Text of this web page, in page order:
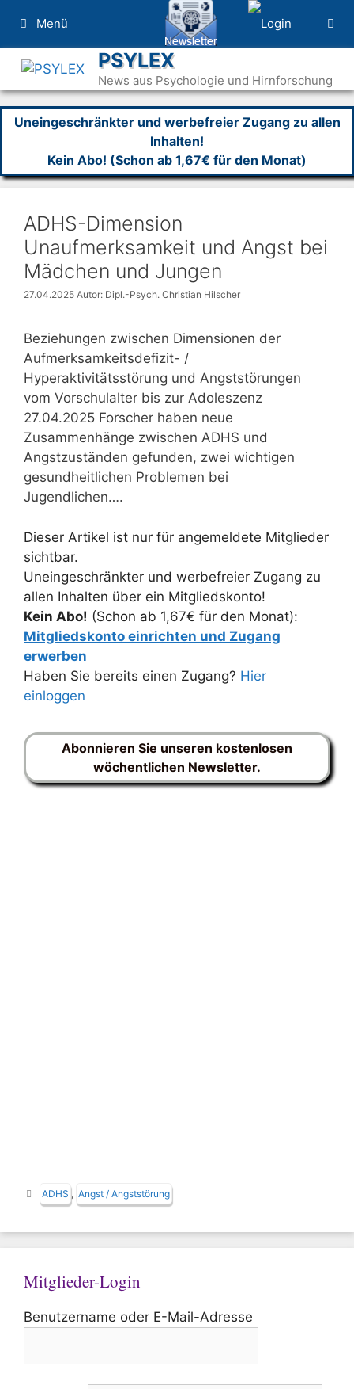
Inhalt
springen
Menü
PSYLEX
News aus Psychologie und Hirnforschung
Uneingeschränkter und werbefreier Zugang zu allen
Inhalten!
Kein Abo! (Schon ab 1,67€ für den Monat)
ADHS-Dimension
Unaufmerksamkeit und Angst bei
Mädchen und Jungen
27.04.2025 Autor: Dipl.-Psych. Christian Hilscher
Beziehungen zwischen Dimensionen der
Aufmerksamkeitsdefizit- /
Hyperaktivitätsstörung und Angststörungen
vom Vorschulalter bis zur Adoleszenz
27.04.2025 Forscher haben neue
Zusammenhänge zwischen ADHS und
Angstzuständen gefunden, zwei wichtigen
gesundheitlichen Problemen bei
Jugendlichen….
Dieser Artikel ist nur für angemeldete Mitglieder
sichtbar.
Uneingeschränkter und werbefreier Zugang zu
allen Inhalten über ein Mitgliedskonto!
Kein Abo! (Schon ab 1,67€ für den Monat):
Mitgliedskonto einrichten und Zugang
erwerben
Haben Sie bereits einen Zugang? Hier
einloggen
Abonnieren Sie unseren kostenlosen
wöchentlichen Newsletter.
Schlagwörter
ADHS Angst / Angststörung
Mitglieder-Login
Benutzername oder E-Mail-Adresse